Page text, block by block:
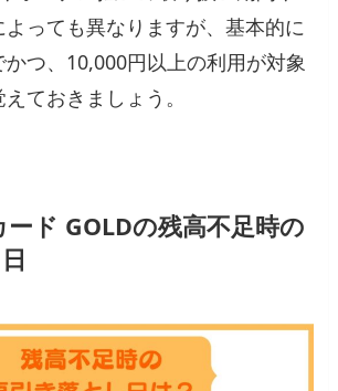
っても異なりますが、基本的に
つ、10,000円以上の利用が対象
ておきましょう。
ド GOLDの残高不足時の